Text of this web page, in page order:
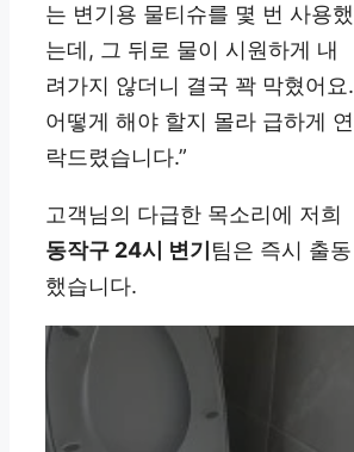
는 변기용 물티슈를 몇 번 사용했
는데, 그 뒤로 물이 시원하게 내
려가지 않더니 결국 꽉 막혔어요.
어떻게 해야 할지 몰라 급하게 연
락드렸습니다.”
고객님의 다급한 목소리에 저희
동작구 24시 변기 팀은 즉시 출동
했습니다.